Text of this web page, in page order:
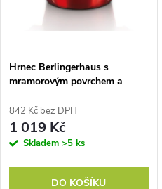
Hrnec Berlingerhaus s
mramorovým povrchem a
Metallic Line BH-1257
842 Kč bez DPH
1 019 Kč
Skladem >5 ks
DO KOŠÍKU